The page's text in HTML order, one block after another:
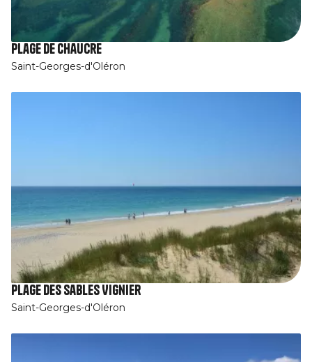
Plage de Chaucre
Saint-Georges-d'Oléron
Plage des Sables Vignier
Saint-Georges-d'Oléron